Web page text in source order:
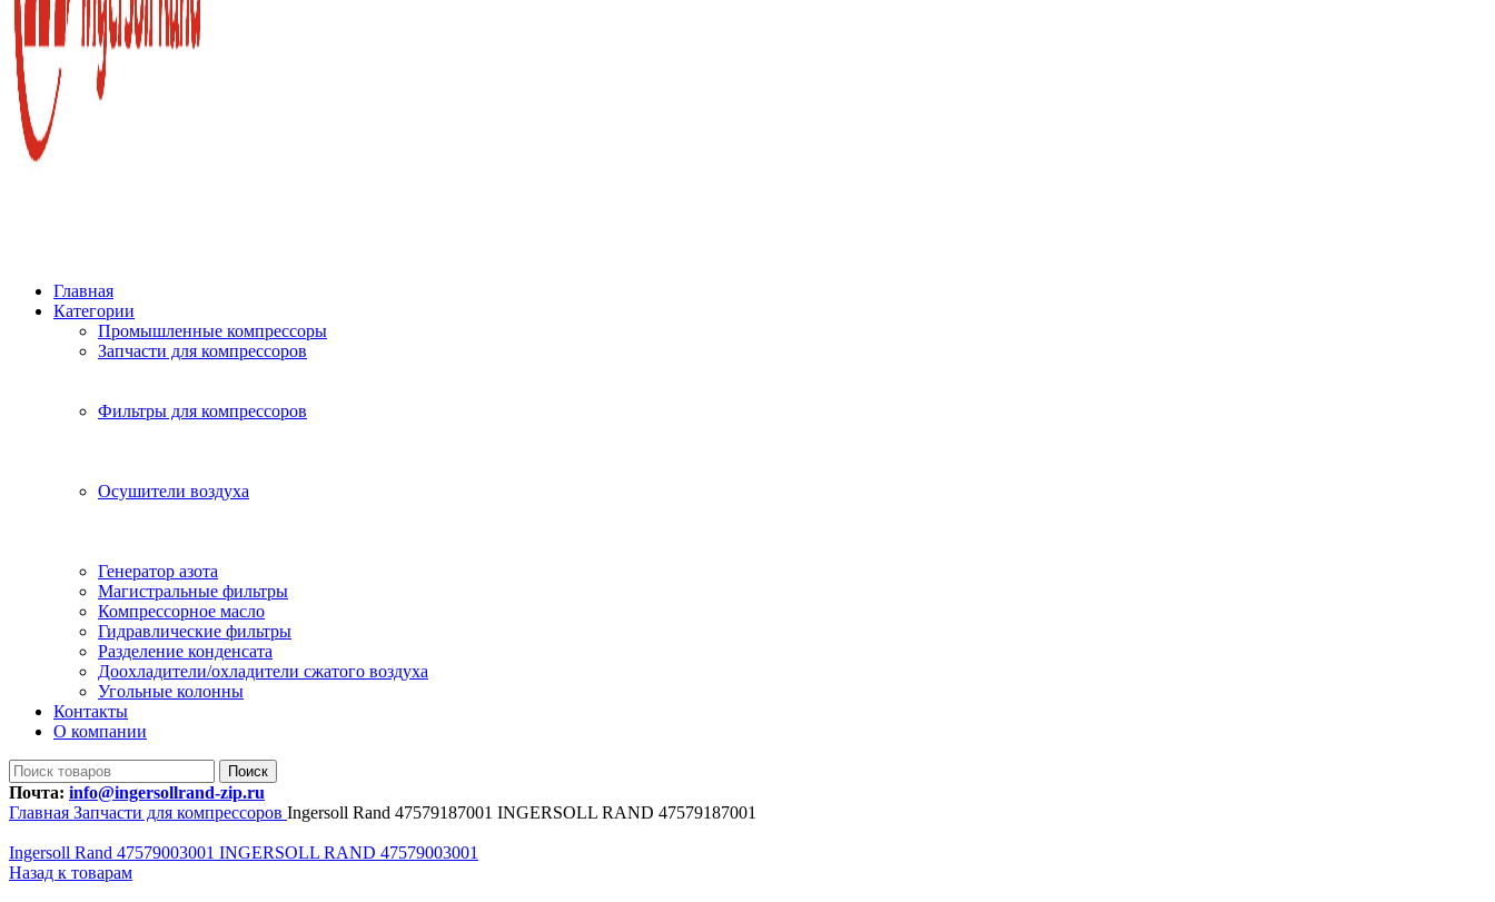
Главная
Категории
Промышленные компрессоры
Запчасти для компрессоров
Фильтры для компрессоров
Осушители воздуха
Генератор азота
Магистральные фильтры
Компрессорное масло
Гидравлические фильтры
Разделение конденсата
Доохладители/охладители сжатого воздуха
Угольные колонны
Контакты
О компании
Поиск
Почта: info@ingersollrand-zip.ru
Главная Запчасти для компрессоров Ingersoll Rand 47579187001 INGERSOLL RAND 47579187001
Ingersoll Rand 47579003001 INGERSOLL RAND 47579003001
Назад к товарам